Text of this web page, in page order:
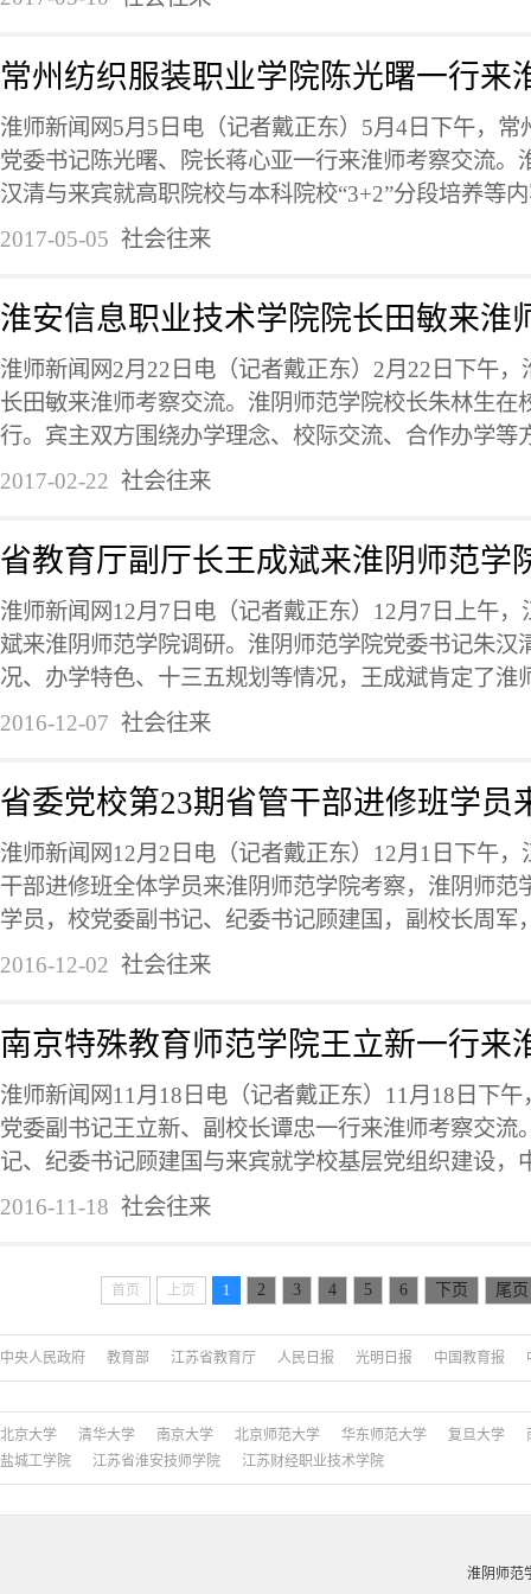
常州纺织服装职业学院陈光曙一行来
淮师新闻网5月5日电（记者戴正东）5月4日下午，
党委书记陈光曙、院长蒋心亚一行来淮师考察交流。
汉清与来宾就高职院校与本科院校“3+2”分段培养等
2017-05-05 社会往来
淮安信息职业技术学院院长田敏来淮
淮师新闻网2月22日电（记者戴正东）2月22日下午
长田敏来淮师考察交流。淮阴师范学院校长朱林生在
行。宾主双方围绕办学理念、校际交流、合作办学等
2017-02-22 社会往来
省教育厅副厅长王成斌来淮阴师范学
淮师新闻网12月7日电（记者戴正东）12月7日上午
斌来淮阴师范学院调研。淮阴师范学院党委书记朱汉
况、办学特色、十三五规划等情况，王成斌肯定了淮
2016-12-07 社会往来
省委党校第23期省管干部进修班学员
淮师新闻网12月2日电（记者戴正东）12月1日下午
干部进修班全体学员来淮阴师范学院考察，淮阴师范
学员，校党委副书记、纪委书记顾建国，副校长周军
2016-12-02 社会往来
南京特殊教育师范学院王立新一行来
淮师新闻网11月18日电（记者戴正东）11月18日下
党委副书记王立新、副校长谭忠一行来淮师考察交流
记、纪委书记顾建国与来宾就学校基层党组织建设，
2016-11-18 社会往来
首页 上页 1 2 3 4 5 6 下页 尾页
中央人民政府 教育部 江苏省教育厅 人民日报 光明日报 中国教育报
北京大学 清华大学 南京大学 北京师范大学 华东师范大学 复旦大学
盐城工学院
江苏省淮安技师学院 江苏财经职业技术学院
淮阴师范